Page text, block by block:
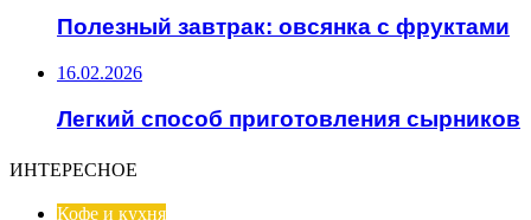
Полезный завтрак: овсянка с фруктами
16.02.2026
Легкий способ приготовления сырников
ИНТЕРЕСНОЕ
Кофе и кухня